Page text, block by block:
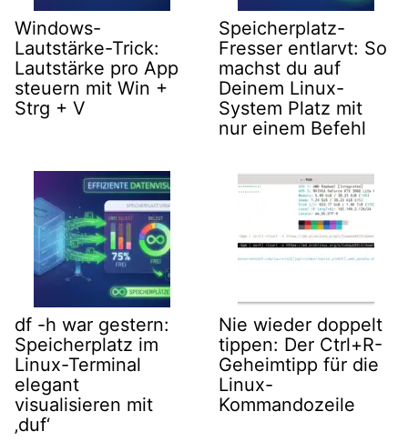
Windows-
Lautstärke-Trick:
Lautstärke pro App
steuern mit Win +
Strg + V
Speicherplatz-
Fresser entlarvt: So
machst du auf
Deinem Linux-
System Platz mit
nur einem Befehl
df -h war gestern:
Speicherplatz im
Linux-Terminal
elegant
visualisieren mit
‚duf‘
Nie wieder doppelt
tippen: Der Ctrl+R-
Geheimtipp für die
Linux-
Kommandozeile